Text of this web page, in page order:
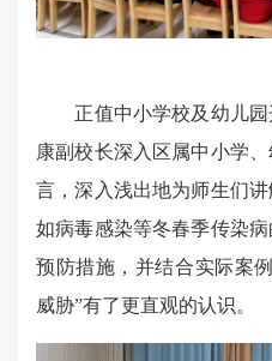
正值中小学校及幼儿园
康副校长深入区属中小学
言，深入浅出地为师生们
如病毒感染等冬春季传染
预防措施，并结合实际案
威胁”有了更直观的认识。